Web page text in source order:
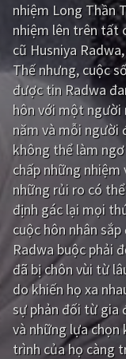
Phiêu lưu
Viễn tưởng
Hoạt hình
Tình cảm - Lãng mạn
Giật gân
Bí ẩn
Viễn Tây
GameShow
QUỐC GIA
Âu - Mỹ
Hàn Quốc
nhiệm Long Thần
nhiệm lên trên tất
cũ Husniya
Thế nhưng, cuộc
được tin Radwa
hôn với một người
năm và mỗi người
không thể làm
chấp những
những rủi ro có
định gác lại mọi
cuộc hôn nhân
Radwa buộc phải
đã bị chôn vùi từ
do khiến họ xa
sự phản đối từ gia
và những lựa
trình của họ càng